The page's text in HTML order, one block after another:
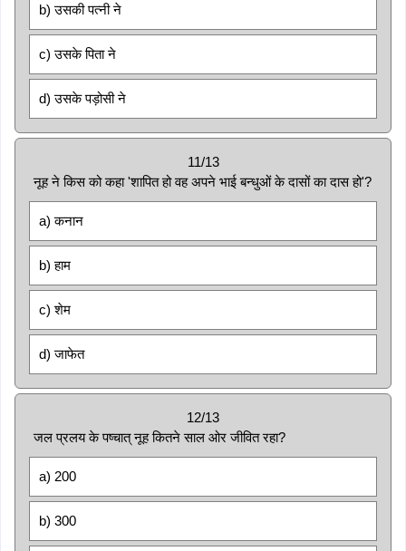
b) उसकी पत्नी ने
c) उसके पिता ने
d) उसके पड़ोसी ने
11/13
नूह ने किस को कहा 'शापित हो वह अपने भाई बन्धुओं के दासों का दास हो'?
a) कनान
b) हाम
c) शेम
d) जाफेत
12/13
जल प्रलय के पष्चात् नूह कितने साल ओर जीवित रहा?
a) 200
b) 300